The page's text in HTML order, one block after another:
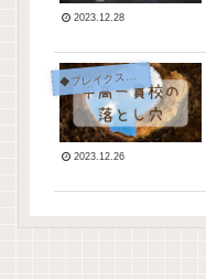
2023.12.28
◆ブレイクスルー！おすすめ方法（勉強・進路・人間関係）
2023.12.26